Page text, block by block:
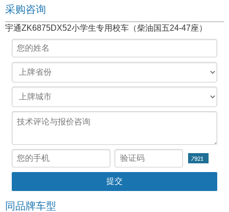
采购咨询
宇通ZK6875DX52小学生专用校车（柴油国五24-47座）
同品牌车型